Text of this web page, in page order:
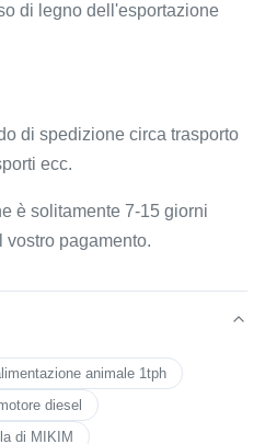
di legno dell'esportazione
di spedizione circa trasporto
ecc.
è solitamente 7-15 giorni
vostro pagamento.
animale 1tph
diesel
di MIKIM